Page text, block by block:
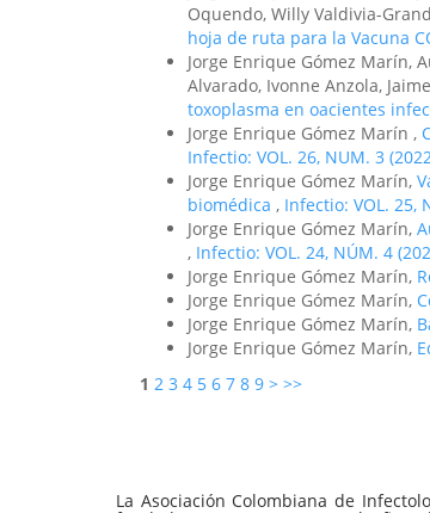
Oquendo, Willy Valdivia-
hoja de ruta para la Vacuna
Jorge Enrique Gómez Marín,
Alvarado, Ivonne Anzola,
toxoplasma en oacientes
Jorge Enrique Gómez Marín ,
Infectio: VOL. 26, NUM. 3
Jorge Enrique Gómez Marín,
biomédica , Infectio: VOL. 25,
Jorge Enrique Gómez Marín,
, Infectio: VOL. 24, NÚM. 4
Jorge Enrique Gómez Marín,
Jorge Enrique Gómez Marín,
Jorge Enrique Gómez Marín,
Jorge Enrique Gómez Marín,
1 2 3 4 5 6 7 8 9 > >>
La Asociación Colombiana de